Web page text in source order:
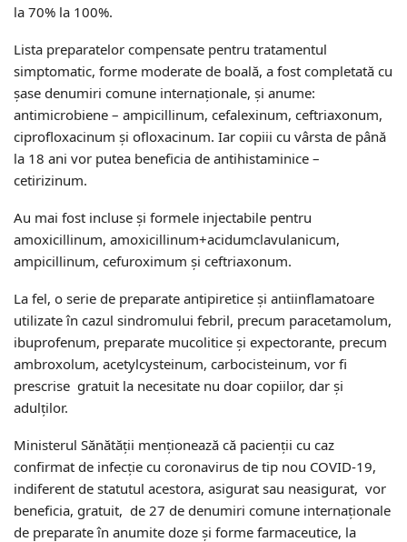
la 70% la 100%.
Lista preparatelor compensate pentru tratamentul
simptomatic, forme moderate de boală, a fost completată cu
șase denumiri comune internaționale, și anume:
antimicrobiene – ampicillinum, cefalexinum, ceftriaxonum,
ciprofloxacinum și ofloxacinum. Iar copiii cu vârsta de până
la 18 ani vor putea beneficia de antihistaminice –
cetirizinum.
Au mai fost incluse și formele injectabile pentru
amoxicillinum, amoxicillinum+acidumclavulanicum,
ampicillinum, cefuroximum și ceftriaxonum.
La fel, o serie de preparate antipiretice şi antiinflamatoare
utilizate în cazul sindromului febril, precum paracetamolum,
ibuprofenum, preparate mucolitice şi expectorante, precum
ambroxolum, acetylcysteinum, carbocisteinum, vor fi
prescrise gratuit la necesitate nu doar copiilor, dar și
adulților.
Ministerul Sănătății menționează că pacienţii cu caz
confirmat de infecţie cu coronavirus de tip nou COVID-19,
indiferent de statutul acestora, asigurat sau neasigurat, vor
beneficia, gratuit, de 27 de denumiri comune internaţionale
de preparate în anumite doze şi forme farmaceutice, la